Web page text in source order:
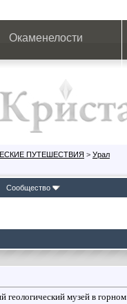
Окаменелости
ПУТЕШЕСТВИЯ > Урал
Сообщество
геологический музей в